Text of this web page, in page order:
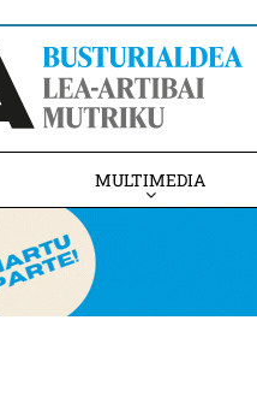
MULTIMEDIA